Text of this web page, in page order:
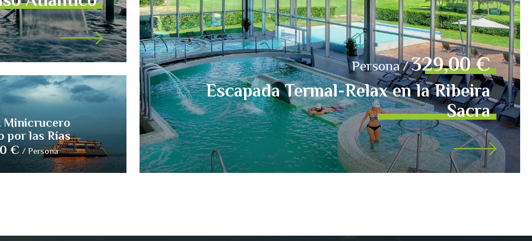
Minicrucero
por las Rías
€ / Persona
Persona/329,00 €
Escapada Termal-Relax en la Ribeira
Sacra